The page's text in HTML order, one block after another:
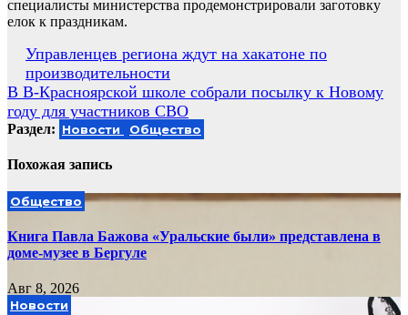
специалисты министерства продемонстрировали заготовку
елок к праздникам.
Навигация
по
записям
Управленцев региона ждут на хакатоне по
производительности
В В-Красноярской школе собрали посылку к Новому
году для участников СВО
Раздел: Новости Общество
Похожая запись
Общество
Книга Павла Бажова «Уральские были» представлена в
доме-музее в Бергуле
Авг 8, 2026
Новости